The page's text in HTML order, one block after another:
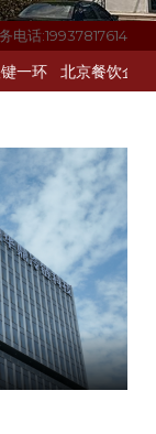
电话:19937817614
配送如何打通关键